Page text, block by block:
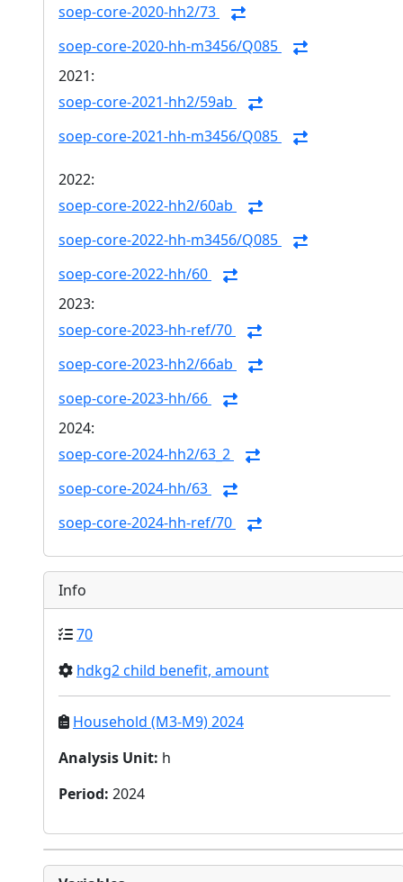
soep-core-2020-hh2/73
soep-core-2020-hh-m3456/Q085
2021:
soep-core-2021-hh2/59ab
soep-core-2021-hh-m3456/Q085
2022:
soep-core-2022-hh2/60ab
soep-core-2022-hh-m3456/Q085
soep-core-2022-hh/60
2023:
soep-core-2023-hh-ref/70
soep-core-2023-hh2/66ab
soep-core-2023-hh/66
2024:
soep-core-2024-hh2/63_2
soep-core-2024-hh/63
soep-core-2024-hh-ref/70
Info
70
hdkg2 child benefit, amount
Household (M3-M9) 2024
Analysis Unit: h
Period: 2024